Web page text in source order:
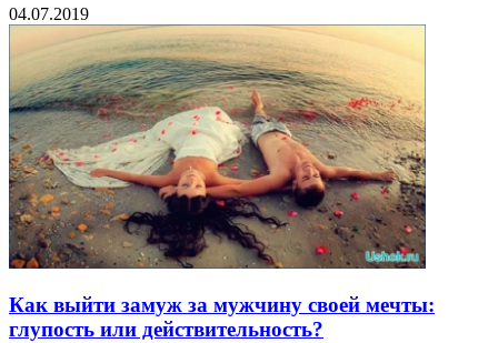
04.07.2019
Как выйти замуж за мужчину своей мечты:
глупость или действительность?